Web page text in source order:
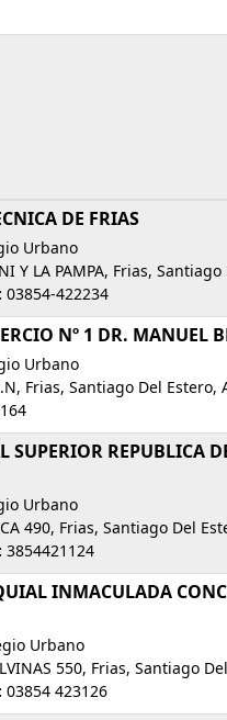
DE FRIAS
Urbano
Y LA PAMPA, Frias,
03854-422234
Nº 1 DR. MANUEL
Urbano
Frias, Santiago Del
SUPERIOR REPUBLICA
Urbano
490, Frias, Santiago Del
3854421124
INMACULADA
Urbano
550, Frias, Santiago
03854 423126